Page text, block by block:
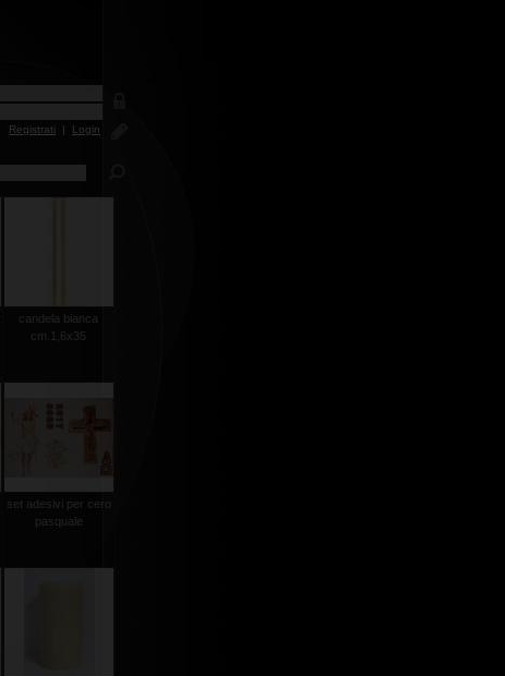
Registrati | Login
candela bianca
cm.1,6x35
set adesivi per cero
pasquale